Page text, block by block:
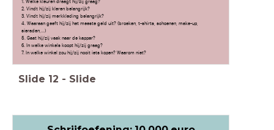
2. Vindt hij/zij kleren belangrijk?
3. Vindt hij/zij merkkleding belangrijk?
4. Waaraan geeft hij/zij het meeste geld uit? (broeken, t-shirts, schoenen, make-up,
sieraden,...)
5. Gaat hij/zij vaak naar de kapper?
6. In welke winkels koopt hij/zij graag?
7. In welke winkel zou hij/zij nooit iets kopen? Waarom niet?
Slide 12 - Slide